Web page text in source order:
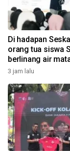
Di hadapan
orang tua siswa
berlinang air
3 jam lalu